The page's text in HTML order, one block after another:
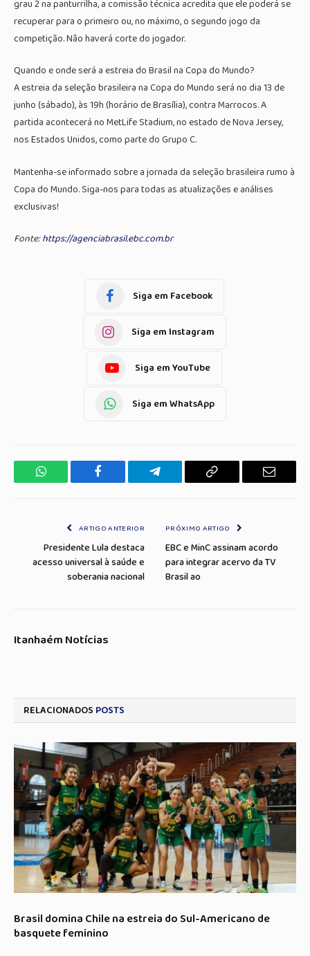
grau 2 na panturrilha, a comissão técnica acredita que ele poderá se
recuperar para o primeiro ou, no máximo, o segundo jogo da
competição. Não haverá corte do jogador.
Quando e onde será a estreia do Brasil na Copa do Mundo?
A estreia da seleção brasileira na Copa do Mundo será no dia 13 de
junho (sábado), às 19h (horário de Brasília), contra Marrocos. A
partida acontecerá no MetLife Stadium, no estado de Nova Jersey,
nos Estados Unidos, como parte do Grupo C.
Mantenha-se informado sobre a jornada da seleção brasileira rumo à
Copa do Mundo. Siga-nos para todas as atualizações e análises
exclusivas!
Fonte:https://agenciabrasil.ebc.com.br
Siga em Facebook
Siga em Instagram
Siga em YouTube
Siga em WhatsApp
WhatsApp Facebook Telegrama Copiar
E-
ARTIGO ANTERIOR
Presidente Lula destaca
acesso universal à saúde e
soberania nacional
PRÓXIMO ARTIGO
EBC e MinC assinam acordo
para integrar acervo da TV
Brasil ao
Itanhaém Notícias
RELACIONADOS POSTS
Brasil domina Chile na estreia do Sul-Americano de
basquete feminino